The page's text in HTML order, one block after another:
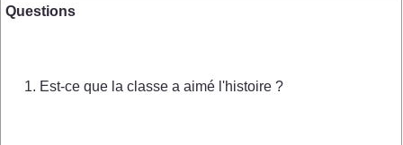
Questions
Est-ce que la classe a aimé l'histoire ?